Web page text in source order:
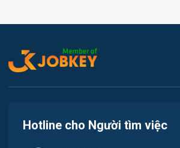
Lao Động Phổ Thông
Việc làm Tiên Lãng
Việc làm Hòa Bình
Hotline cho Người tìm việc